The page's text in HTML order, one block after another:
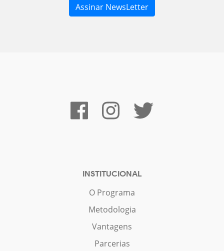
INSTITUCIONAL
O Programa
Metodologia
Vantagens
Parcerias